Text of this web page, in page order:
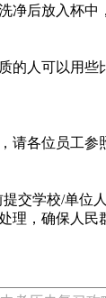
后放入杯中
人可以用
请各位员工参
交学校/单位
，确保人民